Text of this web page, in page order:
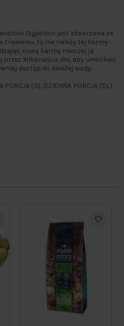
Digestion jest stworzona ze
trawieniu, to nie należy tej karmy
nową karmę mieszaj ją
kilkanaście dni, aby umożliwić
dostęp do świeżej wody.
PORCJA (G), DZIENNA PORCJA (DL)